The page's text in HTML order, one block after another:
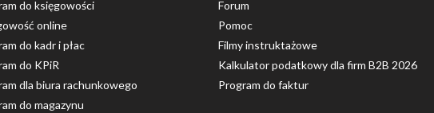
do księgowości
online
do kadr i płac
do KPiR
dla biura rachunkowego
do magazynu
Forum
Pomoc
Filmy instruktażowe
Kalkulator podatkowy dla firm B2B 2026
Program do faktur